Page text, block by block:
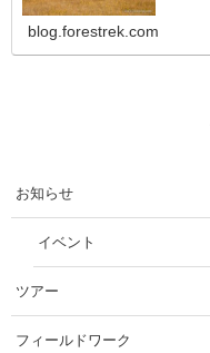
blog.forestrek.com
お知らせ
イベント
ツアー
フィールドワーク